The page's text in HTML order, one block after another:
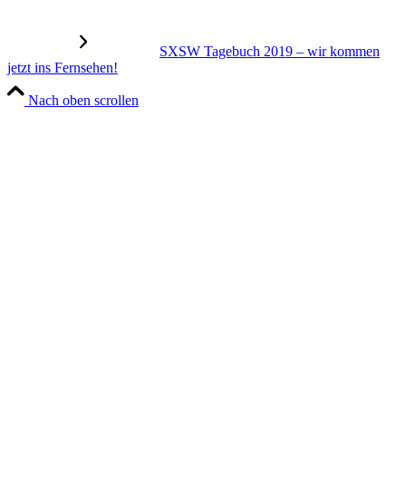
SXSW Tagebuch 2019 – wir kommen
jetzt ins Fernsehen!
Nach oben scrollen